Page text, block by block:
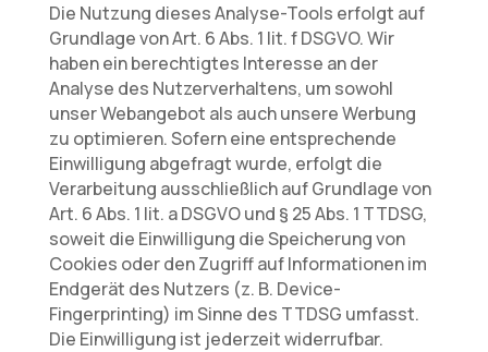
Die Nutzung dieses Analyse-Tools erfolgt auf
Grundlage von Art. 6 Abs. 1 lit. f DSGVO. Wir
haben ein berechtigtes Interesse an der
Analyse des Nutzerverhaltens, um sowohl
unser Webangebot als auch unsere Werbung
zu optimieren. Sofern eine entsprechende
Einwilligung abgefragt wurde, erfolgt die
Verarbeitung ausschließlich auf Grundlage von
Art. 6 Abs. 1 lit. a DSGVO und § 25 Abs. 1 TTDSG,
soweit die Einwilligung die Speicherung von
Cookies oder den Zugriff auf Informationen im
Endgerät des Nutzers (z. B. Device-
Fingerprinting) im Sinne des TTDSG umfasst.
Die Einwilligung ist jederzeit widerrufbar.